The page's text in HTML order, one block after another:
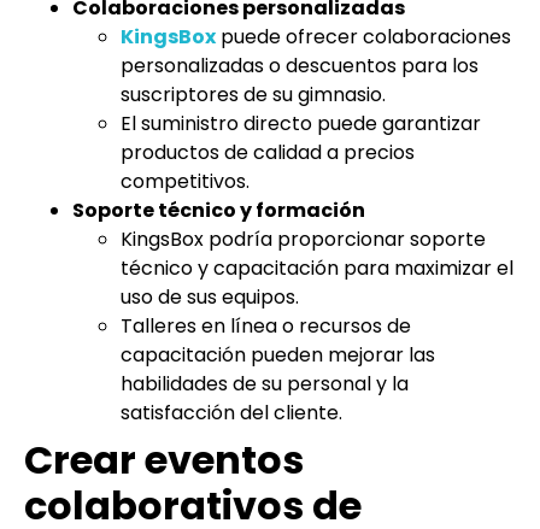
Colaboraciones personalizadas
KingsBox puede ofrecer colaboraciones
personalizadas o descuentos para los
suscriptores de su gimnasio.
El suministro directo puede garantizar
productos de calidad a precios
competitivos.
Soporte técnico y formación
KingsBox podría proporcionar soporte
técnico y capacitación para maximizar el
uso de sus equipos.
Talleres en línea o recursos de
capacitación pueden mejorar las
habilidades de su personal y la
satisfacción del cliente.
Crear eventos
colaborativos de